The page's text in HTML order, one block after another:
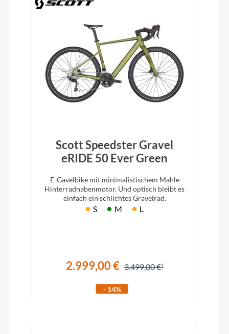
Scott Speedster Gravel
eRIDE 50 Ever Green
E-Gavelbike mit minimalistischem Mahle
Hinterradnabenmotor. Und optisch bleibt es
einfach ein schlichtes Gravelrad.
S M L
2.999,00 € 3.499,00 €
- 14%